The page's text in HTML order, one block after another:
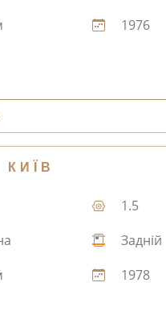
1976
КИЇВ
1.5
Задній
1978